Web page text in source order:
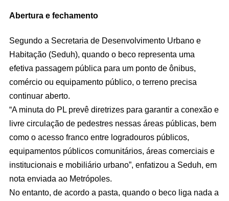
Abertura e fechamento
Segundo a Secretaria de Desenvolvimento Urbano e
Habitação (Seduh), quando o beco representa uma
efetiva passagem pública para um ponto de ônibus,
comércio ou equipamento público, o terreno precisa
continuar aberto.
“A minuta do PL prevê diretrizes para garantir a conexão e
livre circulação de pedestres nessas áreas públicas, bem
como o acesso franco entre logradouros públicos,
equipamentos públicos comunitários, áreas comerciais e
institucionais e mobiliário urbano”, enfatizou a Seduh, em
nota enviada ao Metrópoles.
No entanto, de acordo a pasta, quando o beco liga nada a